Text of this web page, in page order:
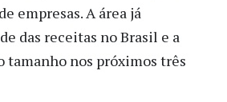
empresas. A área já
das receitas no Brasil e a
tamanho nos próximos três